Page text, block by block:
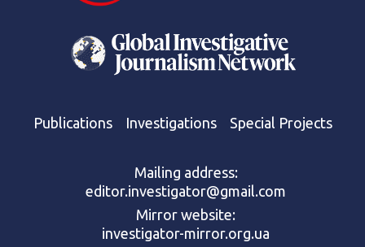
Publications Investigations Special Projects
Mailing address:
editor.investigator@gmail.com
Mirror website:
investigator-mirror.org.ua